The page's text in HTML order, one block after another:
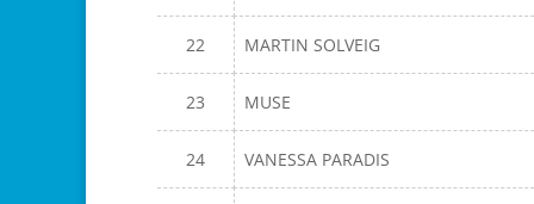
22 MARTIN SOLVEIG
23 MUSE
24 VANESSA PARADIS